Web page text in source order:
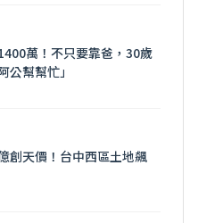
萬！不只要靠爸，30歲
公幫幫忙」
創天價！台中西區土地飆